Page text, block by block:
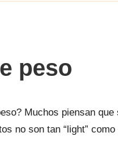
peso
Muchos piensan
no son tan “light” como